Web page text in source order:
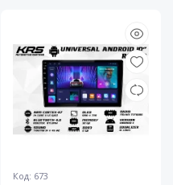
Код: 673